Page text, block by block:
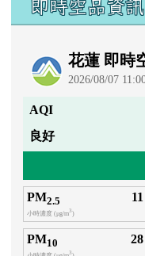
即時空品資訊